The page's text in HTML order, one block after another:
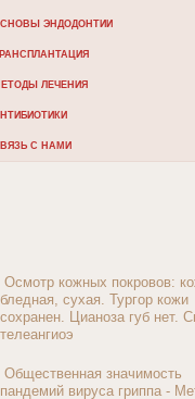
ЭНДОДОНТИИ
ЛЕЧЕНИЯ
С НАМИ
Осмотр кожных покровов:
бледная, сухая. Тургор кожи
сохранен. Цианоза губ нет.
телеангиоэ
Общественная значимость
пандемий вируса гриппа -